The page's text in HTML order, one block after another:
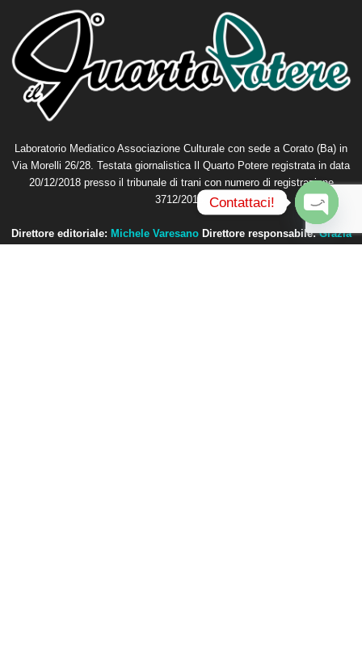
Laboratorio Mediatico Associazione Culturale con sede a Corato (Ba) in
Via Morelli 26/28. Testata giornalistica Il Quarto Potere registrata in data
20/12/2018 presso il tribunale di trani con numero di registrazione
3712/2018.
Direttore editoriale: Michele Varesano Direttore responsabile:Grazia
Contattaci!
O